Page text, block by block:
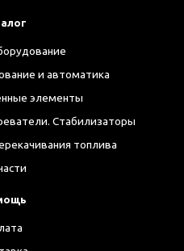
и автоматика
элементы
Стабилизаторы
топлива